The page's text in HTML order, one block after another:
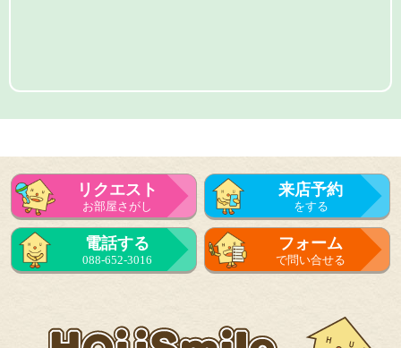
リクエスト
お部屋さがし
来店予約
をする
電話する
088-652-3016
フォーム
で問い合せる